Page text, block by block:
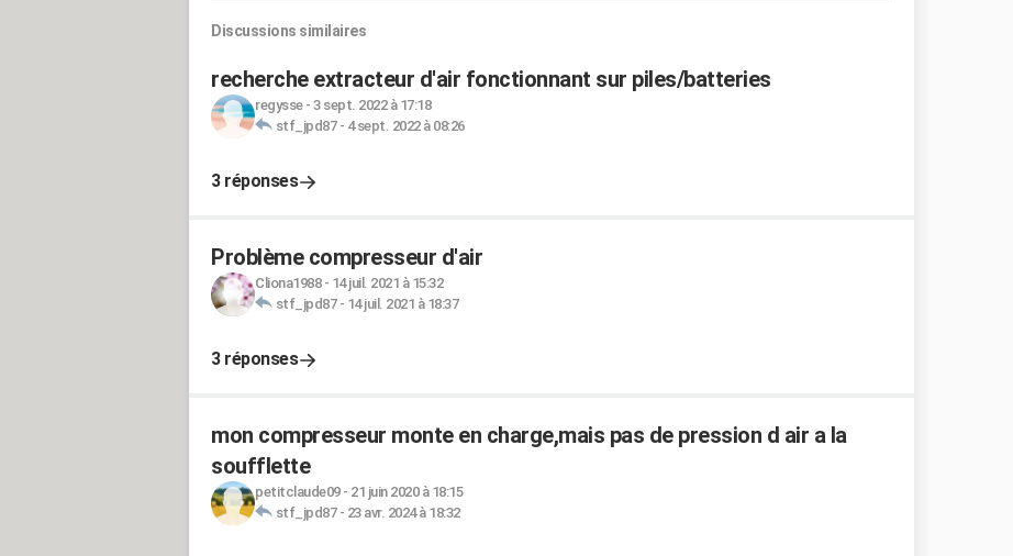
Discussions similaires
recherche extracteur d'air fonctionnant sur piles/batteries
regysse- 3 sept. 2022 à 17:18
stf_jpd87- 4 sept. 2022 à 08:26
3 réponses
Problème compresseur d'air
Cliona1988- 14 juil. 2021 à 15:32
stf_jpd87- 14 juil. 2021 à 18:37
3 réponses
mon compresseur monte en charge,mais pas de pression d air a la
soufflette
petitclaude09- 21 juin 2020 à 18:15
stf_jpd87- 23 avr. 2024 à 18:32